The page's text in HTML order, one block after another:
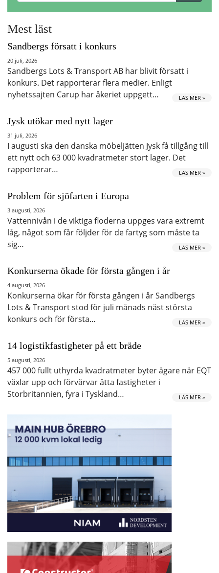
Mest läst
Sandbergs försatt i konkurs
20 juli, 2026
Sandbergs Lots & Transport AB har blivit försatt i
konkurs. Det rapporterar flera medier. Enligt
nyhetssajten Carup har åkeriet uppgett…
LÄS MER »
Jysk utökar med nytt lager
31 juli, 2026
I augusti ska den danska möbeljätten Jysk få tillgång till
ett nytt och 63 000 kvadratmeter stort lager. Det
rapporterar…
LÄS MER »
Problem för sjöfarten i Europa
3 augusti, 2026
Vattennivån i de viktiga floderna uppges vara extremt
låg, något som får följder för de fartyg som måste ta
sig…
LÄS MER »
Konkurserna ökade för första gången i år
4 augusti, 2026
Konkurserna ökar för första gången i år Sandbergs
Lots & Transport stod för juli månads näst största
konkurs och för första…
LÄS MER »
14 logistikfastigheter på ett bräde
5 augusti, 2026
457 000 fullt uthyrda kvadratmeter byter ägare när EQT
växlar upp och förvärvar åtta fastigheter i
Storbritannien, fyra i Tyskland…
LÄS MER »